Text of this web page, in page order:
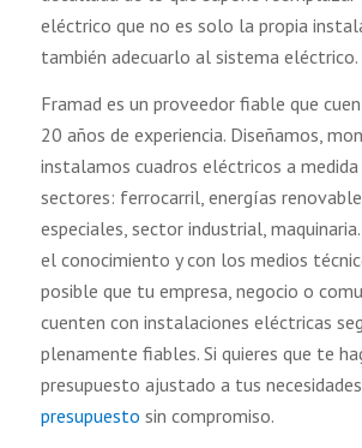
eléctrico que no es solo la propia
también adecuarlo al sistema eléctrico.
Framad es un proveedor fiable que
20 años de experiencia. Diseñamos,
instalamos cuadros eléctricos a
sectores: ferrocarril, energías
especiales, sector industrial,
el conocimiento y con los medios
posible que tu empresa, negocio o
cuenten con instalaciones eléctricas
plenamente fiables. Si quieres que te
presupuesto ajustado a tus
presupuesto sin compromiso.